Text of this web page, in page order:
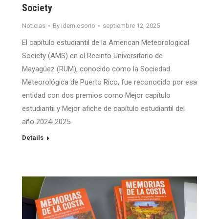
Society
Noticias By idem.osorio septiembre 12, 2025
El capítulo estudiantil de la American Meteorological
Society (AMS) en el Recinto Universitario de
Mayagüez (RUM), conocido como la Sociedad
Meteorológica de Puerto Rico, fue reconocido por esa
entidad con dos premios como Mejor capítulo
estudiantil y Mejor afiche de capítulo estudiantil del
año 2024-2025.
Details